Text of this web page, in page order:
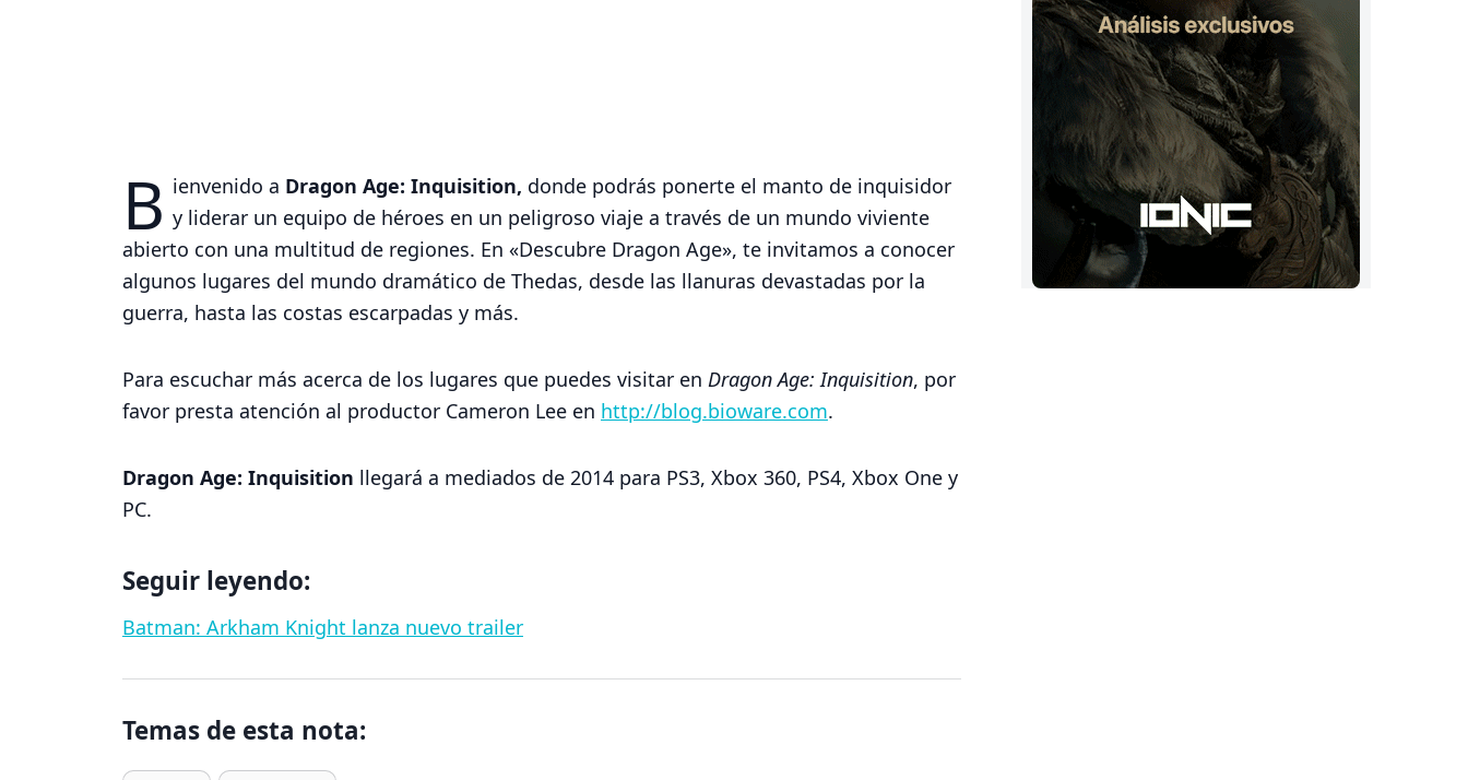
B ienvenido a Dragon Age: Inquisition, donde podrás ponerte el manto de inquisidor
y liderar un equipo de héroes en un peligroso viaje a través de un mundo viviente
abierto con una multitud de regiones. En «Descubre Dragon Age», te invitamos a conocer
algunos lugares del mundo dramático de Thedas, desde las llanuras devastadas por la
guerra, hasta las costas escarpadas y más.
Para escuchar más acerca de los lugares que puedes visitar en Dragon Age: Inquisition, por
favor presta atención al productor Cameron Lee en http://blog.bioware.com.
Dragon Age: Inquisition llegará a mediados de 2014 para PS3, Xbox 360, PS4, Xbox One y
PC.
Seguir leyendo:
Batman: Arkham Knight lanza nuevo trailer
Temas de esta nota: